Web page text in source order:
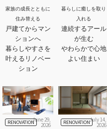
家族の成長とともに
住み替える
戸建てからマン
ションへ
暮らしやすさを
叶えるリノベー
ション
暮らしに癒しを取り
入れる
連続するアール
が生む
やわらかで心地
よい住まい
RENOVATIONJune 29,
2026 RENOVATIONJuly 14,
2026